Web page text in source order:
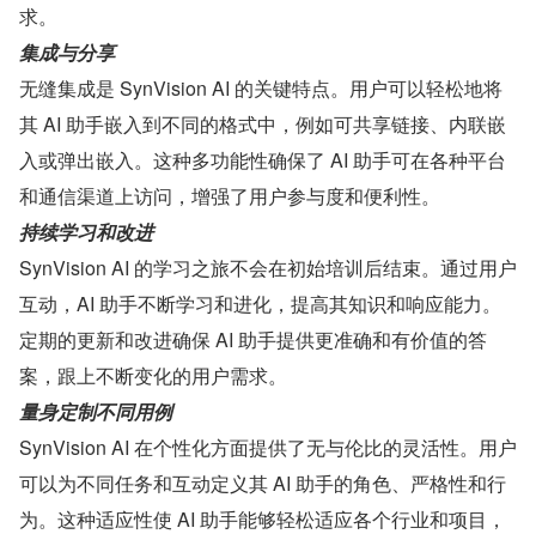
求。
集成与分享
无缝集成是 SynVision AI 的关键特点。用户可以轻松地将
其 AI 助手嵌入到不同的格式中，例如可共享链接、内联嵌
入或弹出嵌入。这种多功能性确保了 AI 助手可在各种平台
和通信渠道上访问，增强了用户参与度和便利性。
持续学习和改进
SynVision AI 的学习之旅不会在初始培训后结束。通过用户
互动，AI 助手不断学习和进化，提高其知识和响应能力。
定期的更新和改进确保 AI 助手提供更准确和有价值的答
案，跟上不断变化的用户需求。
量身定制不同用例
SynVision AI 在个性化方面提供了无与伦比的灵活性。用户
可以为不同任务和互动定义其 AI 助手的角色、严格性和行
为。这种适应性使 AI 助手能够轻松适应各个行业和项目，